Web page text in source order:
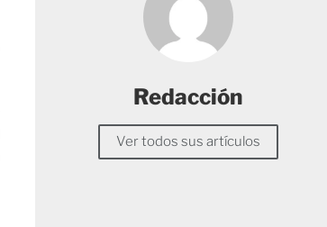
Redacción
Ver todos sus artículos